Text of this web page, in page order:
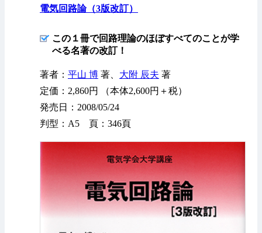
電気回路論（3版改訂）
この１冊で回路理論のほぼすべてのことが学
べる名著の改訂！
著者： 平山 博 著、 大附 辰夫 著
定価：2,860円 （本体2,600円＋税）
発売日：2008/05/24
判型：A5 頁：346頁